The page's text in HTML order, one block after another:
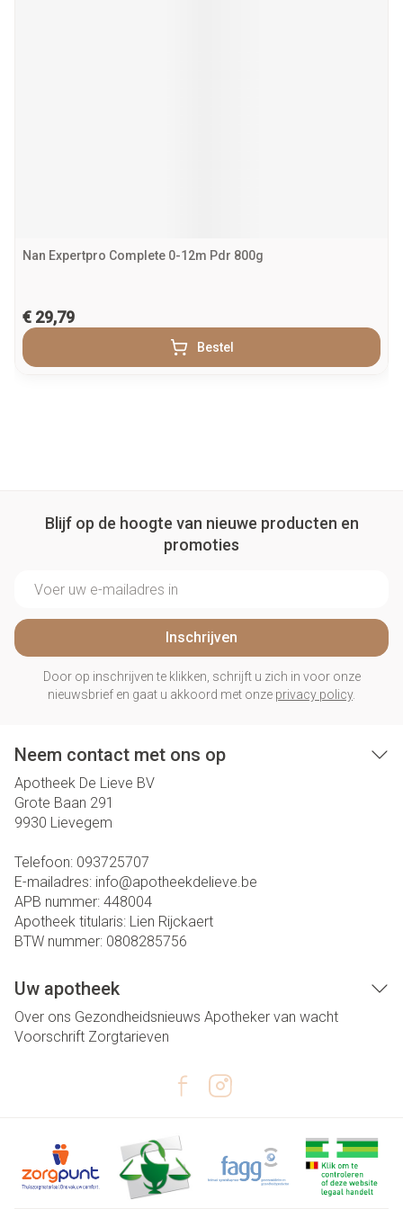
Nan Expertpro Complete 0-12m Pdr 800g
€ 29,79
Bestel
Blijf op de hoogte van nieuwe producten en
promoties
Inschrijven
Door op inschrijven te klikken, schrijft u zich in voor onze
nieuwsbrief en gaat u akkoord met onze privacy policy.
Neem contact met ons op
Apotheek De Lieve BV
Grote Baan 291
9930 Lievegem
Telefoon: 093725707
E-mailadres: info@apotheekdelieve.be
APB nummer: 448004
Apotheek titularis: Lien Rijckaert
BTW nummer: 0808285756
Uw apotheek
Over ons Gezondheidsnieuws Apotheker van wacht
Voorschrift Zorgtarieven